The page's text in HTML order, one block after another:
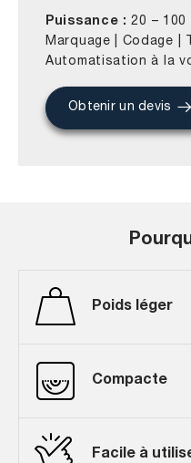
Puissance : 20 – 100
Marquage | Codage |
Automatisation à la
Obtenir un devis
Poids léger
Compacte
Facile à